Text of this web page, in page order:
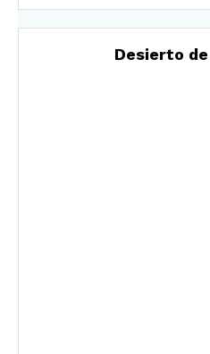
Desierto